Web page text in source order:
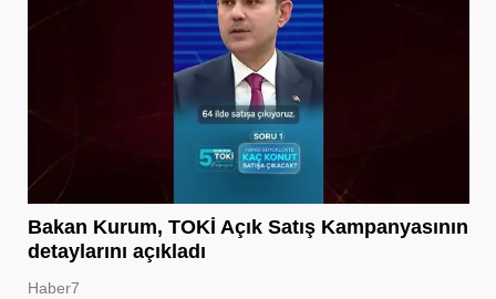
Bakan Kurum, TOKİ Açık Satış Kampanyasının
detaylarını açıkladı
Haber7